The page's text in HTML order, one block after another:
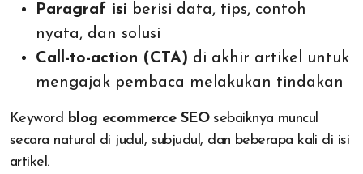
Paragraf isi berisi data, tips, contoh
nyata, dan solusi
Call-to-action (CTA) di akhir artikel untuk
mengajak pembaca melakukan tindakan
Keyword blog ecommerce SEOsebaiknya muncul
secara natural di judul, subjudul, dan beberapa kali di isi
artikel.